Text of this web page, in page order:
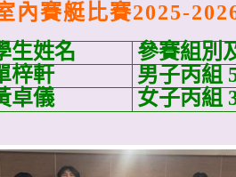
內賽艇比賽2025-
生姓名
參賽組別
梓軒 男子丙組
卓儀 女子丙組